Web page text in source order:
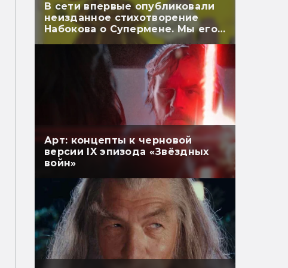
В сети впервые опубликовали
неизданное стихотворение
Набокова о Супермене. Мы его
перевели
Арт: концепты к черновой
версии IX эпизода «Звёздных
войн»